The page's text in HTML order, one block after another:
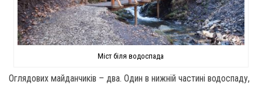
Міст біля водоспада
Оглядових майданчиків – два. Один в нижній частині водоспаду,